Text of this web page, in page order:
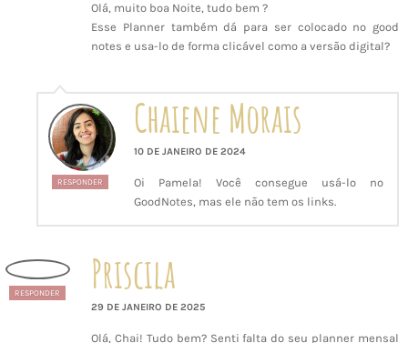
Olá, muito boa Noite, tudo bem ?
Esse Planner também dá para ser colocado no good
notes e usa-lo de forma clicável como a versão digital?
RESPONDER
Chaiene Morais
10 DE JANEIRO DE 2024
Oi Pamela! Você consegue usá-lo no
GoodNotes, mas ele não tem os links.
RESPONDER Priscila
29 DE JANEIRO DE 2025
Olá, Chai! Tudo bem? Senti falta do seu planner mensal